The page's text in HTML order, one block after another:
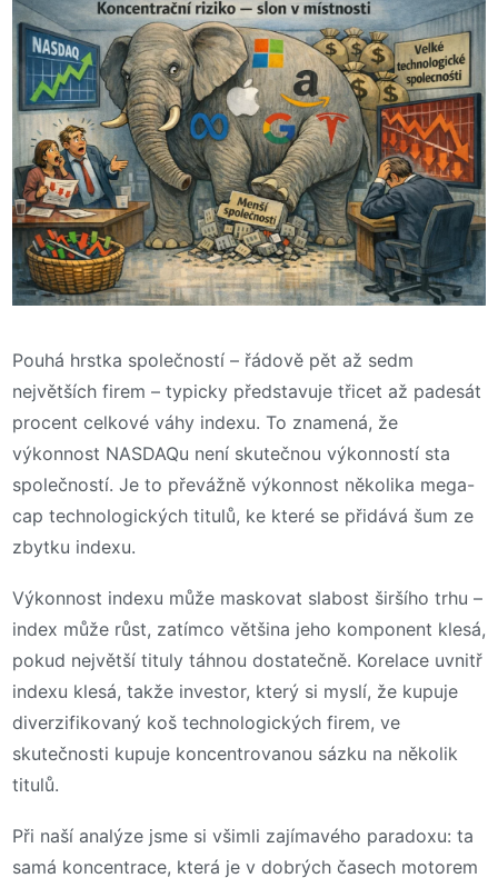
Pouhá hrstka společností – řádově pět až sedm
největších firem – typicky představuje třicet až padesát
procent celkové váhy indexu. To znamená, že
výkonnost NASDAQu není skutečnou výkonností sta
společností. Je to převážně výkonnost několika mega-
cap technologických titulů, ke které se přidává šum ze
zbytku indexu.
Výkonnost indexu může maskovat slabost širšího trhu –
index může růst, zatímco většina jeho komponent klesá,
pokud největší tituly táhnou dostatečně. Korelace uvnitř
indexu klesá, takže investor, který si myslí, že kupuje
diverzifikovaný koš technologických firem, ve
skutečnosti kupuje koncentrovanou sázku na několik
titulů.
Při naší analýze jsme si všimli zajímavého paradoxu: ta
samá koncentrace, která je v dobrých časech motorem